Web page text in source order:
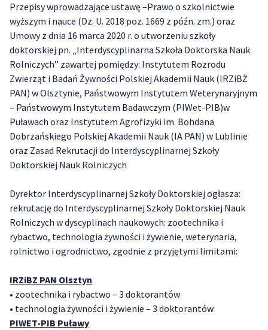
Przepisy wprowadzające ustawę –Prawo o szkolnictwie
wyższym i nauce (Dz. U. 2018 poz. 1669 z późn. zm.) oraz
Umowy z dnia 16 marca 2020 r. o utworzeniu szkoły
doktorskiej pn. „Interdyscyplinarna Szkoła Doktorska Nauk
Rolniczych” zawartej pomiędzy: Instytutem Rozrodu
Zwierząt i Badań Żywności Polskiej Akademii Nauk (IRZiBŻ
PAN) w Olsztynie, Państwowym Instytutem Weterynaryjnym
– Państwowym Instytutem Badawczym (PIWet-PIB)w
Puławach oraz Instytutem Agrofizyki im. Bohdana
Dobrzańskiego Polskiej Akademii Nauk (IA PAN) w Lublinie
oraz Zasad Rekrutacji do Interdyscyplinarnej Szkoły
Doktorskiej Nauk Rolniczych
Dyrektor Interdyscyplinarnej Szkoły Doktorskiej ogłasza:
rekrutację do Interdyscyplinarnej Szkoły Doktorskiej Nauk
Rolniczych w dyscyplinach naukowych: zootechnika i
rybactwo, technologia żywności i żywienie, weterynaria,
rolnictwo i ogrodnictwo, zgodnie z przyjętymi limitami:
IRZiBZ PAN Olsztyn
• zootechnika i rybactwo – 3 doktorantów
• technologia żywności i żywienie – 3 doktorantów
PIWET-PIB Puławy